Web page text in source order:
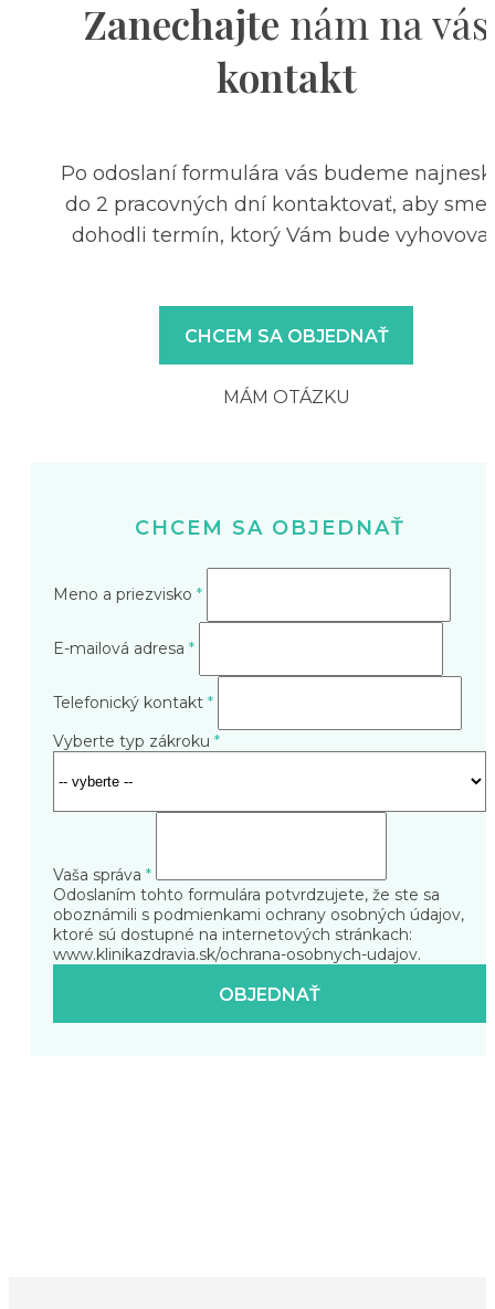
Zanechajte nám na vás
kontakt
Po odoslaní formulára vás budeme
do 2 pracovných dní kontaktovať, aby sme
dohodli termín, ktorý Vám bude
CHCEM SA OBJEDNAŤ
MÁM OTÁZKU
CHCEM SA OBJEDNAŤ
Meno a priezvisko *
E-mailová adresa *
Telefonický kontakt *
Vyberte typ zákroku *
Vaša správa *
Odoslaním tohto formulára potvrdzujete, že ste sa
oboznámili s podmienkami ochrany osobných údajov,
ktoré sú dostupné na internetových stránkach:
www.klinikazdravia.sk/ochrana-osobnych-udajov.
OBJEDNAŤ